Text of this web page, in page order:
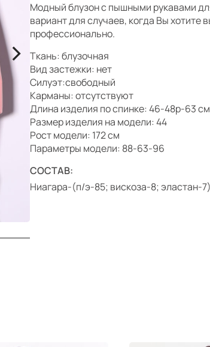
>
Модный блузон с пышными рукавами
вариант для случаев, когда Вы хотите
профессионально.
Ткань: блузочная
Вид застежки: нет
Силуэт:свободный
Карманы: отсутствуют
Длина изделия по спинке: 46-48р-63
Размер изделия на модели: 44
Рост модели: 172 см
Параметры модели: 88-63-96
СОСТАВ:
Ниагара-(п/э-85; вискоза-8; эластан-7)